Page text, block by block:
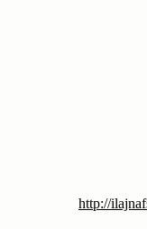
http://